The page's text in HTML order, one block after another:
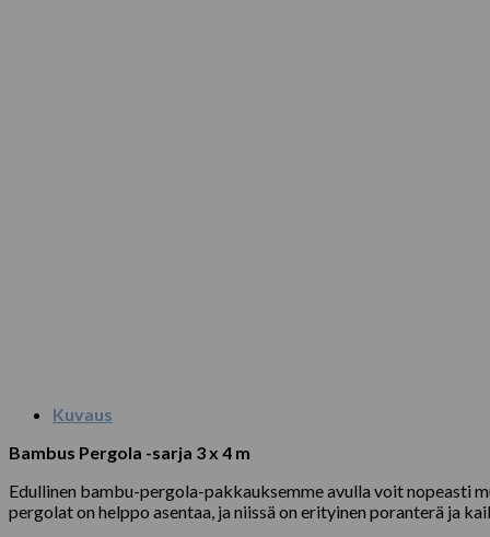
Kuvaus
Bambus Pergola -sarja 3 x 4 m
Edullinen bambu-pergola-pakkauksemme avulla voit nopeasti
pergolat on helppo asentaa, ja niissä on erityinen poranterä ja